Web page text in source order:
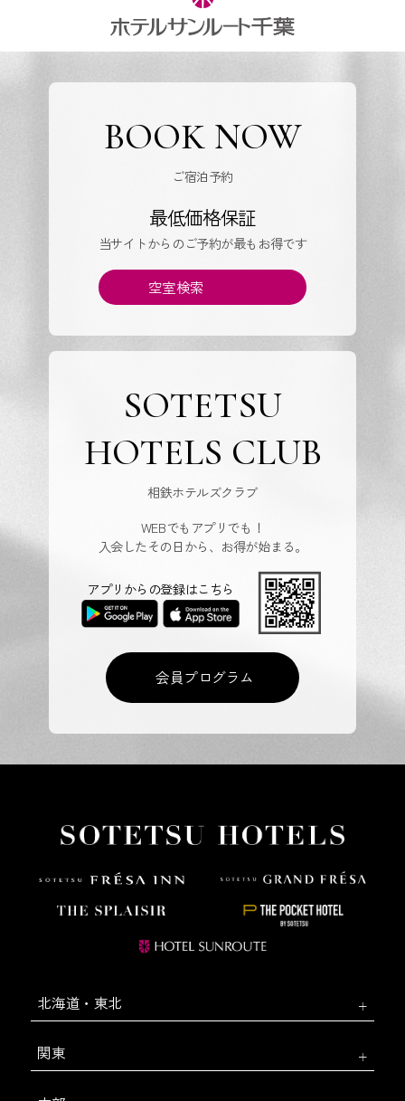
BOOK NOW
ご宿泊予約
最低価格保証
当サイトからのご予約が最もお得です
空室検索
SOTETSU
HOTELS CLUB
相鉄ホテルズクラブ
WEBでもアプリでも！
入会したその日から、お得が始まる。
会員プログラム
アプリからの登録はこちら
北海道・東北
関東